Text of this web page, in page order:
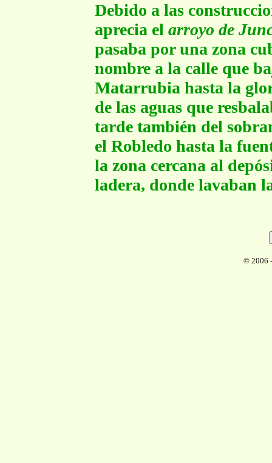
Debido a las
aprecia el arroyo de
pasaba por una zona
nombre a la calle que
Matarrubia hasta la
de las aguas que
tarde también del
el Robledo hasta la
la zona cercana al
ladera, donde lavaban
© 2006